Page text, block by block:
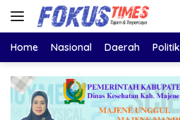
Langsung
Home Nasional Daerah Politik